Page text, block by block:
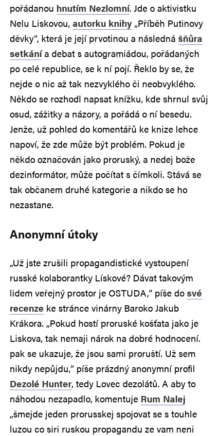
pořádanou hnutím Nezlomní. Jde o aktivistku
Nelu Liskovou, autorku knihy „Příběh Putinovy
děvky“, která je její prvotinou a následná šňůra
setkánía debat s autogramiádou, pořádaných
po celé republice, se k ní pojí. Řeklo by se, že
nejde o nic až tak nezvyklého či neobvyklého.
Někdo se rozhodl napsat knížku, kde shrnul svůj
osud, zážitky a názory, a pořádá o ní besedu.
Jenže, už pohled do komentářů ke knize lehce
napoví, že zde může být problém. Pokud je
někdo označován jako proruský, a nedej bože
dezinformátor, může počítat s čímkoli. Stává se
tak občanem druhé kategorie a nikdo se ho
nezastane.
Anonymní útoky
„Už jste zrušili propagandistické vystoupení
russké kolaborantky Lískové? Dávat takovým
lidem veřejný prostor je OSTUDA,“ píše dosvé
recenze ke stránce vinárny Baroko Jakub
Krákora. „Pokud hostí proruské košťata jako je
Liskova, tak nemaji nárok na dobré hodnocení.
pak se ukazuje, že jsou sami proruští. Už sem
nikdy nepůjdu,“ píše prázdný anonymní profil
Dezolé Hunter, tedy Lovec dezolátů. A aby to
náhodou nezapadlo, komentuje Rum Nalej
„šmejde jeden prorusskej spojovat se s touhle
luzou co siri ruskou propagandu ze vam neni